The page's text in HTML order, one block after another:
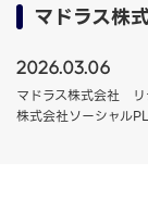
マドラス株
2026.03.06
マドラス株式会社
株式会社ソーシャル